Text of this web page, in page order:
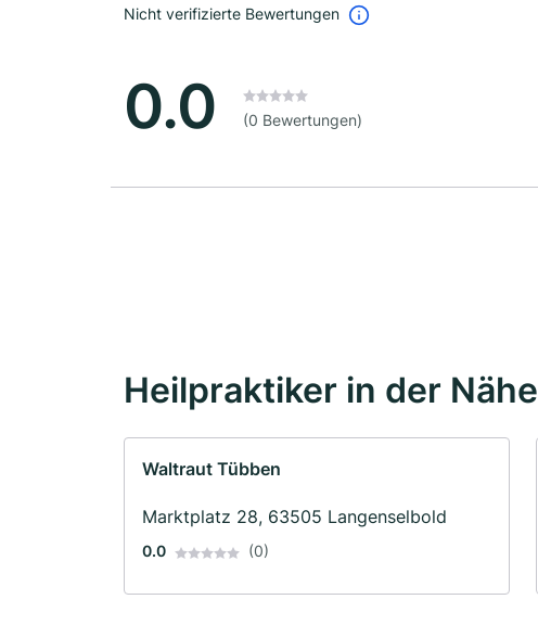
Nicht verifizierte Bewertungen
0.0 (0 Bewertungen)
Heilpraktiker in der Nähe
Waltraut Tübben
Marktplatz 28, 63505 Langenselbold
0.0 (0)